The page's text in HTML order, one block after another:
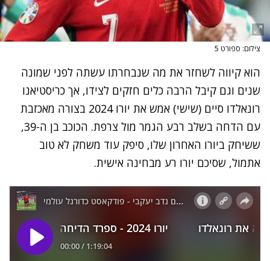
צילום: ספורט 5
הוא קיווה לשחזר את מה שנבחרתו עשתה לפני שמונה
שנים וגם קיבל הרבה כלים חזקים לצידו, אך כריסטיאנו
רונאלדו סיים (שישי) אמש את יורו 2024 בצורה מאכזבת
עם הדחה בשלב רבע הגמר מול צרפת. הכוכב בן ה-39,
ששיחק ביורו האחרון שלו, סיפק עוד משחק לא טוב
אתמול, שסיכם יורו רע מבחינה אישית.